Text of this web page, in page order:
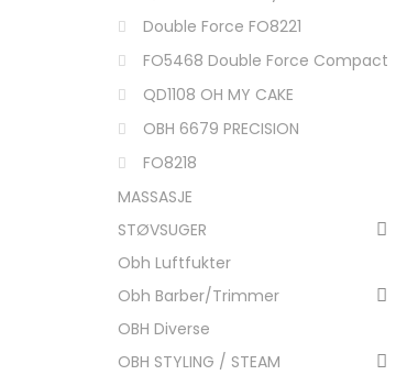
Double Force FO8221
FO5468 Double Force Compact
QD1108 OH MY CAKE
OBH 6679 PRECISION
FO8218
MASSASJE
STØVSUGER
Obh Luftfukter
Obh Barber/Trimmer
OBH Diverse
OBH STYLING / STEAM